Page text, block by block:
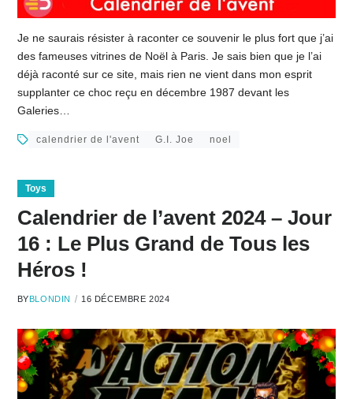
Je ne saurais résister à raconter ce souvenir le plus fort que j’ai
des fameuses vitrines de Noël à Paris. Je sais bien que je l’ai
déjà raconté sur ce site, mais rien ne vient dans mon esprit
supplanter ce choc reçu en décembre 1987 devant les
Galeries…
calendrier de l'avent G.I. Joe noel
Toys
Calendrier de l’avent 2024 – Jour
16 : Le Plus Grand de Tous les
Héros !
BY BLONDIN 16 DÉCEMBRE 2024